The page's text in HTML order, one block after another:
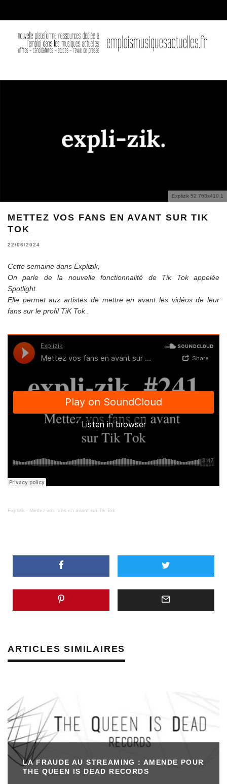
Explizik 52 768x410 1
METTEZ VOS FANS EN AVANT SUR TIK
TOK
22/06/2024
Cette semaine dans Explizik,
On parle de la nouvelle fonctionnalité de Tik Tok appelée
Spotlight.
Elle permet aux artistes de mettre en avant les vidéos de leur
fans sur le profil TiK Tok .
Explizik · Mettez vos fans en avant sur Tik Tok
ARTICLES SIMILAIRES
LA FRAUDE AU STREAMING : AMENDE POUR
THE QUEEN IS DEAD RECORDS